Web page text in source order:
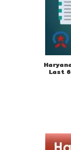
Last